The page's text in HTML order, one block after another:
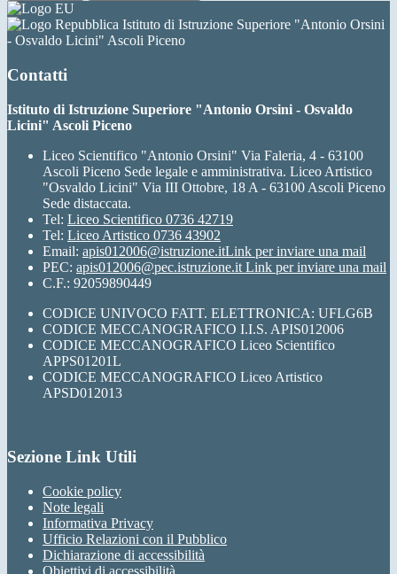
Istituto di Istruzione Superiore "Antonio Orsini
- Osvaldo Licini" Ascoli Piceno
Contatti
Istituto di Istruzione Superiore "Antonio Orsini - Osvaldo
Licini" Ascoli Piceno
Liceo Scientifico "Antonio Orsini" Via Faleria, 4 - 63100
Ascoli Piceno Sede legale e amministrativa. Liceo Artistico
"Osvaldo Licini" Via III Ottobre, 18 A - 63100 Ascoli Piceno
Sede distaccata.
Tel: Liceo Scientifico 0736 42719
Tel: Liceo Artistico 0736 43902
Email: apis012006@istruzione.itLink per inviare una mail
PEC: apis012006@pec.istruzione.it Link per inviare una mail
C.F.: 92059890449
CODICE UNIVOCO FATT. ELETTRONICA: UFLG6B
CODICE MECCANOGRAFICO I.I.S. APIS012006
CODICE MECCANOGRAFICO Liceo Scientifico
APPS01201L
CODICE MECCANOGRAFICO Liceo Artistico
APSD012013
Sezione Link Utili
Cookie policy
Note legali
Informativa Privacy
Ufficio Relazioni con il Pubblico
Dichiarazione di accessibilità
Obiettivi di accessibilità